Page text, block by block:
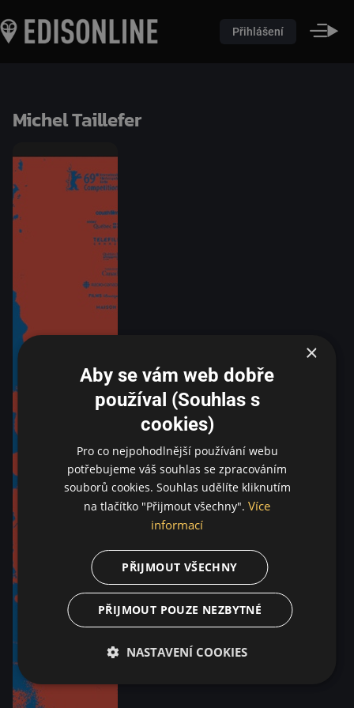
Přihlášení
Michel Taillefer
×
Aby se vám web dobře
používal (Souhlas s
cookies)
Pro co nejpohodlnější používání webu
potřebujeme váš souhlas se zpracováním
souborů cookies. Souhlas udělíte kliknutím
na tlačítko "Přijmout všechny". Více
informací
PŘIJMOUT VŠECHNY
PŘIJMOUT POUZE NEZBYTNÉ
NASTAVENÍ COOKIES